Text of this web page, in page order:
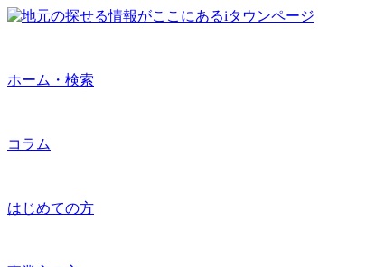
ホーム・検索
コラム
はじめての方